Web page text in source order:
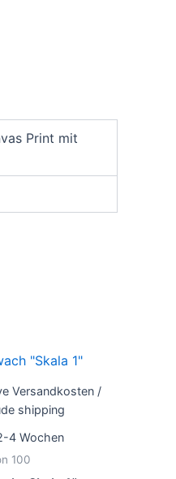
Print mit
Versandkosten /
shipping
4 Wochen
100
weist